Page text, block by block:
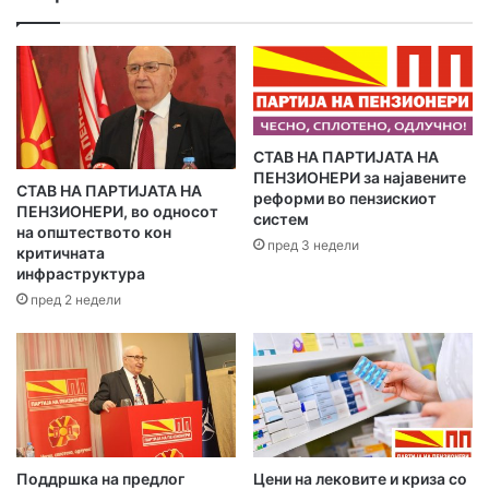
Соопштенија
-
м
е
ј
л
а
д
р
е
с
а
т
а
СТАВ НА ПАРТИЈАТА НА
ПЕНЗИОНЕРИ, во односот
на општеството кон
критичната
инфраструктура
пред 2 недели
​СТАВ НА ПАРТИЈАТА НА
ПЕНЗИОНЕРИ за најавените
реформи во пензискиот
систем
пред 3 недели
Поддршка на предлог Цени на лековите и криза со